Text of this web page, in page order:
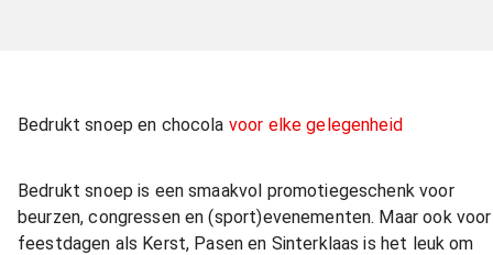
Bedrukt snoep en chocola voor elke gelegenheid
Bedrukt snoep is een smaakvol promotiegeschenk voor
beurzen, congressen en (sport)evenementen. Maar ook voor
feestdagen als Kerst, Pasen en Sinterklaas is het leuk om